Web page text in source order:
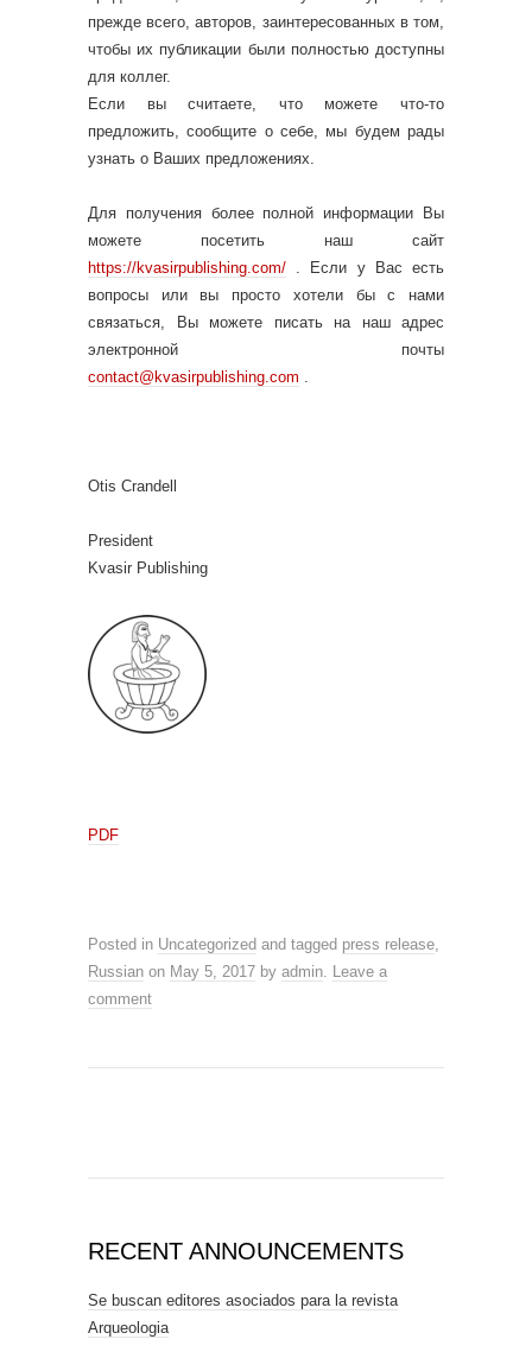
прежде всего, авторов, заинтересованных в том,
чтобы их публикации были полностью доступны
для коллег.
Если вы считаете, что можете что-то
предложить, сообщите о себе, мы будем рады
узнать о Ваших предложениях.
Для получения более полной информации Вы
можете посетить наш сайт
https://kvasirpublishing.com/ . Если у Вас есть
вопросы или вы просто хотели бы с нами
связаться, Вы можете писать на наш адрес
электронной почты
contact@kvasirpublishing.com .
Otis Crandell
President
Kvasir Publishing
PDF
Posted in Uncategorized and tagged press release,
Russian on May 5, 2017 by admin. Leave a
comment
RECENT ANNOUNCEMENTS
Se buscan editores asociados para la revista
Arqueologia